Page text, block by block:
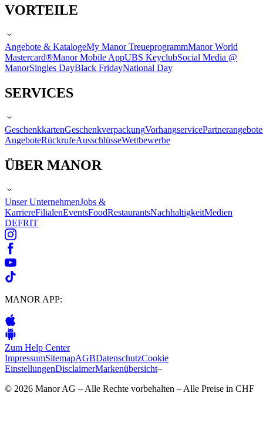
VORTEILE
Angebote & KatalogeMy Manor TreueprogrammManor World
Mastercard®Manor Mobile AppUBS KeyclubSocial Media @
ManorSingles DayBlack FridayNational Day
SERVICES
GeschenkkartenGeschenkverpackungVorhangservicePartnerangebote
AngeboteRückrufeAusschlüsseWettbewerbe
ÜBER MANOR
Unser UnternehmenJobs &
KarriereFilialenEventsFoodRestaurantsNachhaltigkeitMedien
DEFRIT
MANOR APP:
Zum Help Center
ImpressumSitemapAGBDatenschutzCookie
EinstellungenDisclaimerMarkenübersicht–
© 2026 Manor AG – Alle Rechte vorbehalten – Alle Preise in CHF